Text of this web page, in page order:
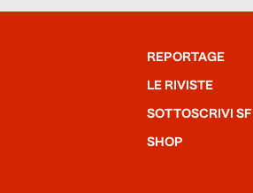
REPORTAGE
LE RIVISTE
SOTTOSCRIVI SF
SHOP